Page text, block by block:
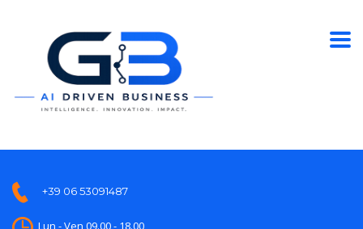
+39 06 53091487
Lun - Ven 09.00 - 18.00